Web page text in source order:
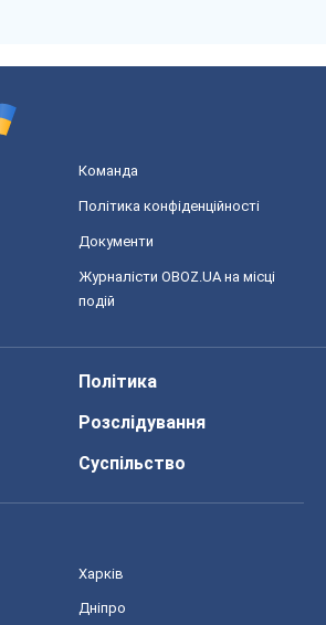
Команда
Політика конфіденційності
Документи
Журналісти OBOZ.UA на місці
подій
Політика
Розслідування
Суспільство
Харків
Дніпро